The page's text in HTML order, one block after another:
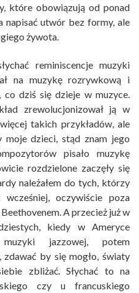
które obowiązują od ponad
napisać utwór bez formy, ale
żywota.
reminiscencje muzyki
na muzykę rozrywkową i
co dziś się dzieje w muzyce.
zrewolucjonizował ją w
takich przykładów, ale
moje dzieci, stąd znam jego
pisało muzykę
rozdzielone zaczęły się
należałem do tych, którzy
oczywiście poza
A przecież już w
kiedy w Ameryce
jazzowej, potem
zdawać by się mogło, światy
zbliżać. Słychać to na
czy u francuskiego